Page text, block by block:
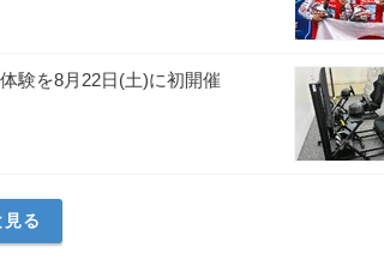
験を8月22日(土)に初開催
見る